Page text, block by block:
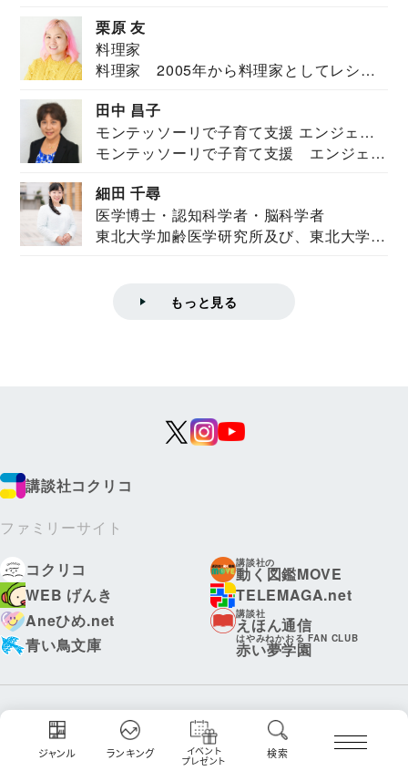
ジャンル ランキング イベント
プレゼント
検索
栗原 友
料理家
料理家 2005年から料理家としてレシピ
田中 昌子
モンテッソーリで子育て支援 エンジェル
ズハウス研究所所長
モンテッソーリで子育て支援 エンジェル
細田 千尋
医学博士・認知科学者・脳科学者
東北大学加齢医学研究所及び、東北大学大
もっと見る
講談社コクリコ
ファミリーサイト
コクリコ
講談社の
動く図鑑MOVE
WEB げんき
TELEMAGA.net
Aneひめ.net
講談社
えほん通信
青い鳥文庫
はやみねかおる FAN CLUB
赤い夢学園
ボンボンアカデミー
ディズニーファン